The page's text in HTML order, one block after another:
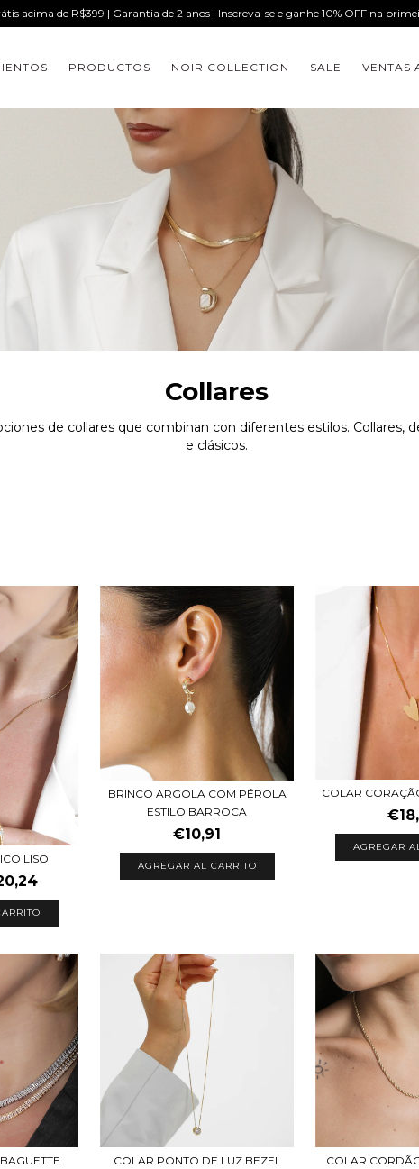
acima de R$399 | Garantia de 2 anos | Inscreva-se e ganhe 10% OFF na
PRODUCTOS NOIR COLLECTION SALE VENTAS
Collares
de collares que combinan con diferentes estilos. Collares,
e clásicos.
LISO
BRINCO ARGOLA COM PÉROLA
ESTILO BARROCA
€10,91
AGREGAR AL CARRITO
COLAR
AGREGAR
COLAR PONTO DE LUZ BEZEL COLAR